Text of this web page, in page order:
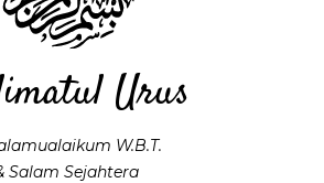
Urus
W.B.T.
Salam Sejahtera